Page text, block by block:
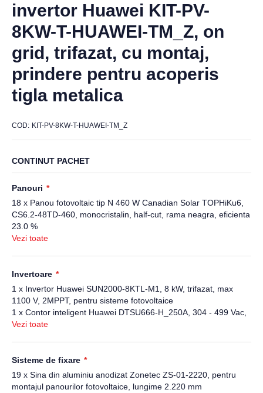
invertor Huawei KIT-PV-
8KW-T-HUAWEI-TM_Z, on
grid, trifazat, cu montaj,
prindere pentru acoperis
tigla metalica
COD KIT-PV-8KW-T-HUAWEI-TM_Z
CONTINUT PACHET
Panouri
18 x Panou fotovoltaic tip N 460 W Canadian Solar TOPHiKu6,
CS6.2-48TD-460, monocristalin, half-cut, rama neagra, eficienta
23.0 %
Vezi toate
Invertoare
1 x Invertor Huawei SUN2000-8KTL-M1, 8 kW, trifazat, max
1100 V, 2MPPT, pentru sisteme fotovoltaice
1 x Contor inteligent Huawei DTSU666-H_250A, 304 - 499 Vac,
0-250 A, RS485, trifazat
Vezi toate
Sisteme de fixare
19 x Sina din aluminiu anodizat Zonetec ZS-01-2220, pentru
montajul panourilor fotovoltaice, lungime 2.220 mm